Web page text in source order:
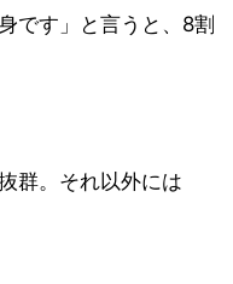
です」と言うと、8割
群。それ以外には